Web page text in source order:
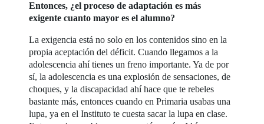
Entonces, ¿el proceso de adaptación es más
exigente cuanto mayor es el alumno?
La exigencia está no solo en los contenidos sino en la
propia aceptación del déficit. Cuando llegamos a la
adolescencia ahí tienes un freno importante. Ya de por
sí, la adolescencia es una explosión de sensaciones, de
choques, y la discapacidad ahí hace que te rebeles
bastante más, entonces cuando en Primaria usabas una
lupa, ya en el Instituto te cuesta sacar la lupa en clase.